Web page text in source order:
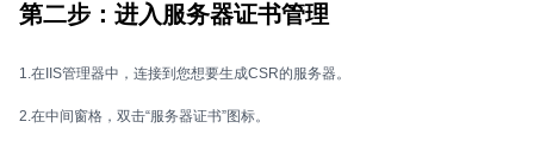
第二步：进入服务器证书管理
1.在IIS管理器中，连接到您想要生成CSR的服务器。
2.在中间窗格，双击“服务器证书”图标。